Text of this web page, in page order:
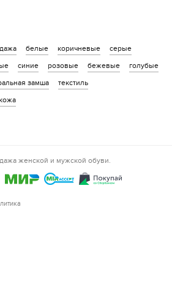
белые коричневые
серые
синие розовые бежевые
голубые
замша
текстиль
женской и мужской обуви.